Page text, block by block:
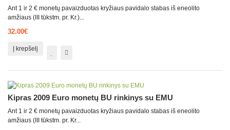
Ant 1 ir 2 € monetų pavaizduotas kryžiaus pavidalo stabas iš eneolito
amžiaus (III tūkstm. pr. Kr.)...
32.00€
Į krepšelį
Kipras 2009 Euro monetų BU rinkinys su EMU
Ant 1 ir 2 € monetų pavaizduotas kryžiaus pavidalo stabas iš eneolito
amžiaus (III tūkstm. pr. Kr...